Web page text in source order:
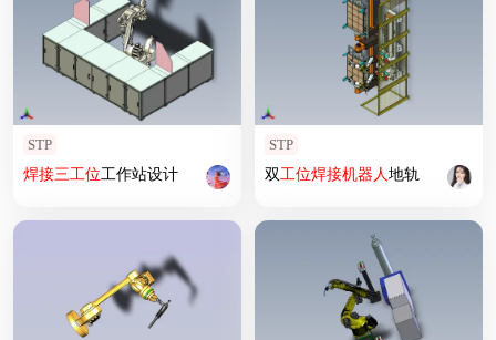
STP
焊接三工位工作站设计
STP
双工位焊接机器人地轨